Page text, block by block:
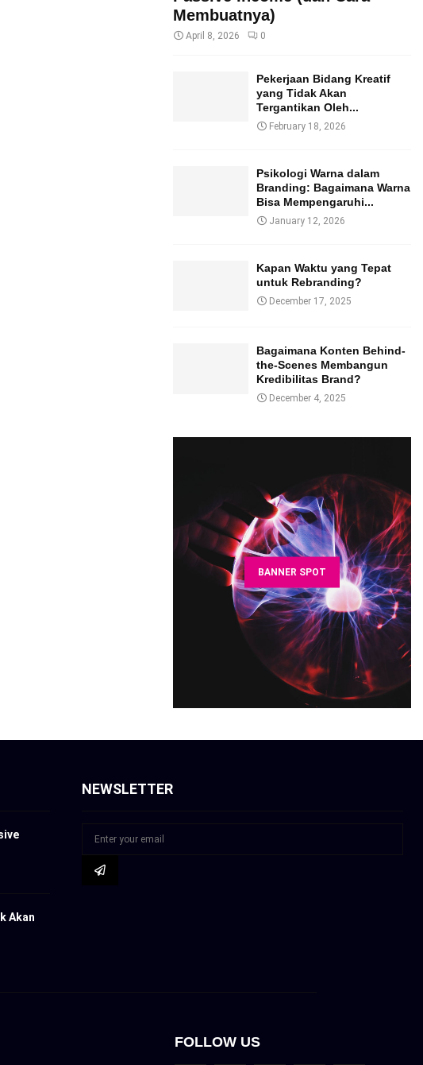
Membuatnya)
April 8, 2026 0
Pekerjaan Bidang Kreatif
yang Tidak Akan
Tergantikan Oleh...
February 18, 2026
Psikologi Warna dalam
Branding: Bagaimana Warna
Bisa Mempengaruhi...
January 12, 2026
Kapan Waktu yang Tepat
untuk Rebranding?
December 17, 2025
Bagaimana Konten Behind-
the-Scenes Membangun
Kredibilitas Brand?
December 4, 2025
BANNER SPOT
Akan
NEWSLETTER
FOLLOW US